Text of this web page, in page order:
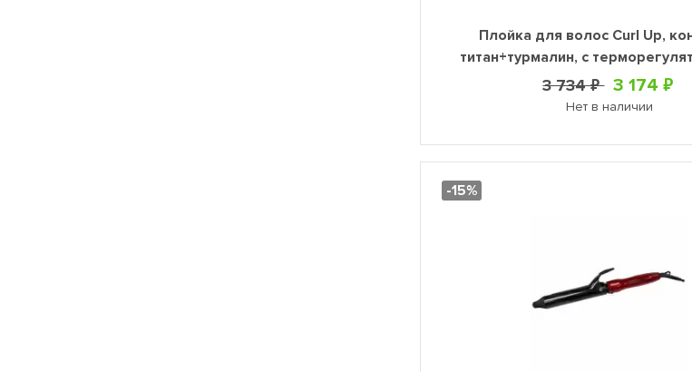
Плойка для волос Сurl Up,
титан+турмалин, с
25мм, 65 Вт
3 734 ₽ 3 174 ₽
Нет в наличии
-15%